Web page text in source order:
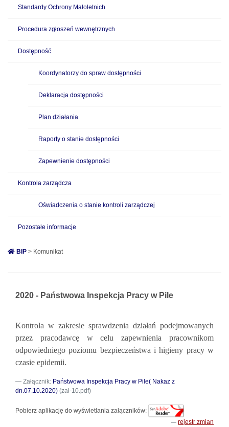
Standardy Ochrony Małoletnich
Procedura zgłoszeń wewnętrznych
Dostępność
Koordynatorzy do spraw dostępności
Deklaracja dostępności
Plan działania
Raporty o stanie dostępności
Zapewnienie dostępności
Kontrola zarządcza
Oświadczenia o stanie kontroli zarządczej
Pozostałe informacje
BIP > Komunikat
2020 - Państwowa Inspekcja Pracy w Pile
Kontrola w zakresie sprawdzenia działań podejmowanych
przez pracodawcę w celu zapewnienia pracownikom
odpowiedniego poziomu bezpieczeństwa i higieny pracy w
czasie epidemii.
Załącznik: Państwowa Inspekcja Pracy w Pile( Nakaz z
dn.07.10.2020) (zal-10.pdf)
Pobierz aplikację do wyświetlania załączników:
rejestr zmian